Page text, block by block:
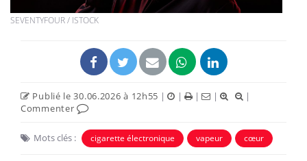
SEVENTYFOUR / ISTOCK
Publié le 30.06.2026 à 12h55 | | | |
|
Commenter
Mots clés : cigarette électronique vapeur cœur